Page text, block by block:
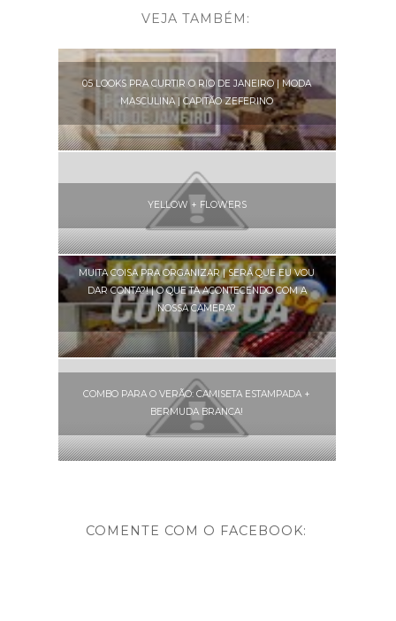
VEJA TAMBÉM:
05 LOOKS PRA CURTIR O RIO DE JANEIRO | MODA
MASCULINA | CAPITÃO ZEFERINO
YELLOW + FLOWERS
MUITA COISA PRA ORGANIZAR | SERÁ QUE EU VOU
DAR CONTA?! | O QUE TA ACONTECENDO COM A
NOSSA CAMERA?
COMBO PARA O VERÃO: CAMISETA ESTAMPADA +
BERMUDA BRANCA!
COMENTE COM O FACEBOOK: